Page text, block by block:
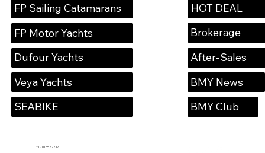
+1 201 357 7737
FP Sailing Catamarans
FP Motor Yachts
Dufour Yachts
Veya Yachts
SEABIKE
HOT DEAL
Brokerage
After-Sales
BMY News
BMY Club